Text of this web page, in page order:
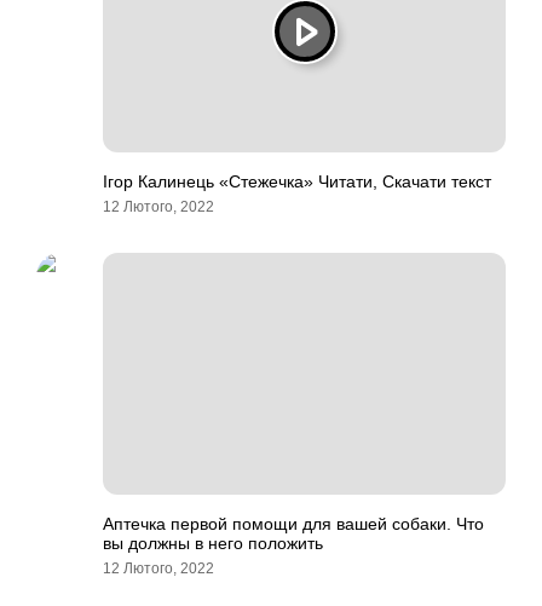
Ігор Калинець «Стежечка» Читати, Скачати текст
12 Лютого, 2022
Аптечка первой помощи для вашей собаки. Что
вы должны в него положить
12 Лютого, 2022